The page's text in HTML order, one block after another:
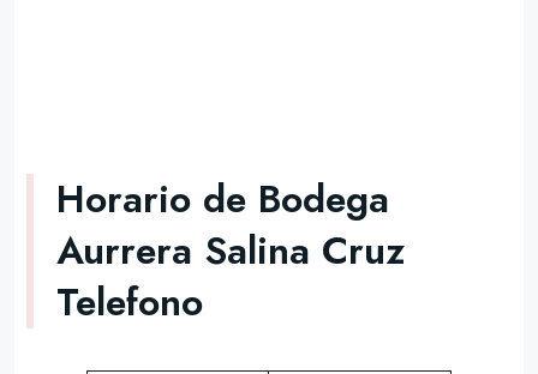
Horario de Bodega
Aurrera Salina Cruz
Telefono